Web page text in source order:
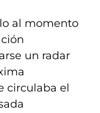
al momento
un radar
circulaba el